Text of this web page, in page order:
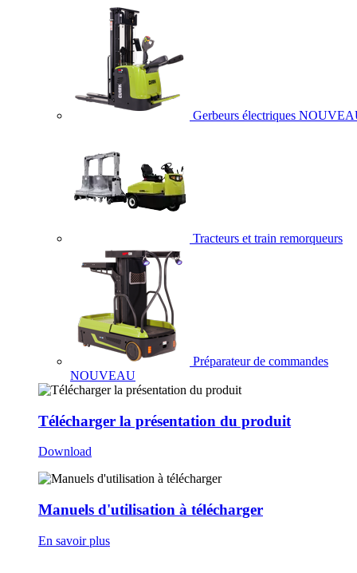
Gerbeurs électriques
Tracteurs et train remorqueurs
Préparateur de commandes
NOUVEAU
Télécharger la présentation du produit
Download
Manuels d'utilisation à télécharger
En savoir plus